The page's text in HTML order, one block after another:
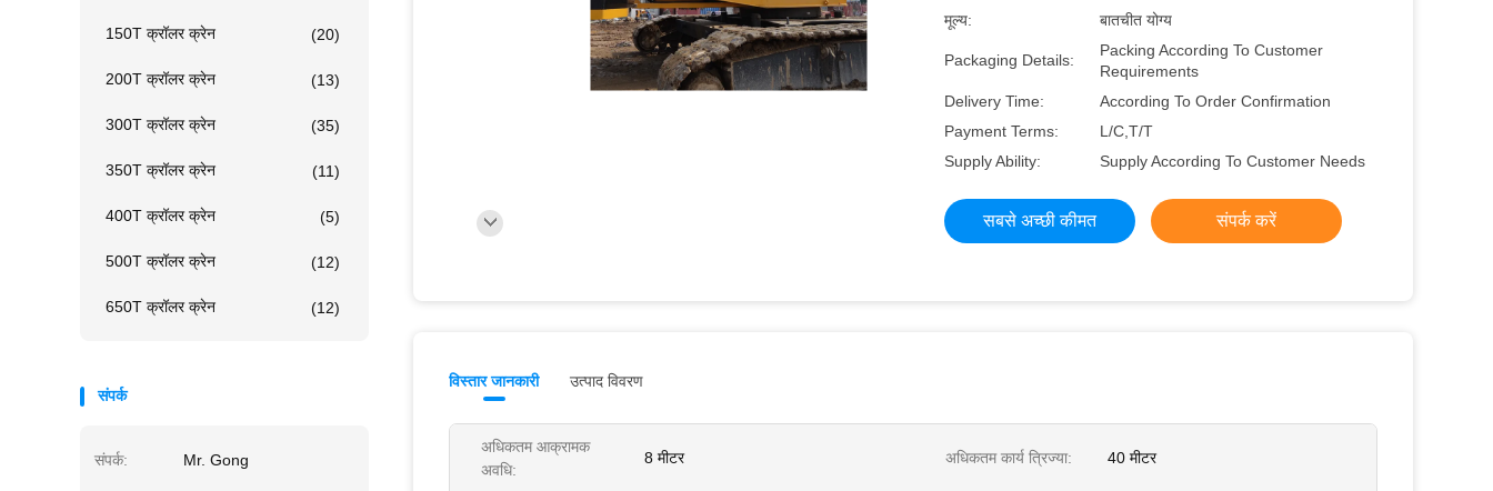
150T क्रॉलर क्रेन (20)
200T क्रॉलर क्रेन (13)
300T क्रॉलर क्रेन (35)
350T क्रॉलर क्रेन (11)
400T क्रॉलर क्रेन (5)
500T क्रॉलर क्रेन (12)
650T क्रॉलर क्रेन (12)
संपर्क
संपर्क: Mr. Gong
मूल्य: बातचीत योग्य
Packaging Details:
Packing According To Customer
Requirements
Delivery Time:
According To Order Confirmation
Payment Terms:
L/C,T/T
Supply Ability:
Supply According To Customer Needs
सबसे अच्छी कीमत संपर्क करें
विस्तार जानकारी उत्पाद विवरण
अधिकतम आक्रामक
अवधि:
8 मीटर अधिकतम कार्य त्रिज्या: 40 मीटर